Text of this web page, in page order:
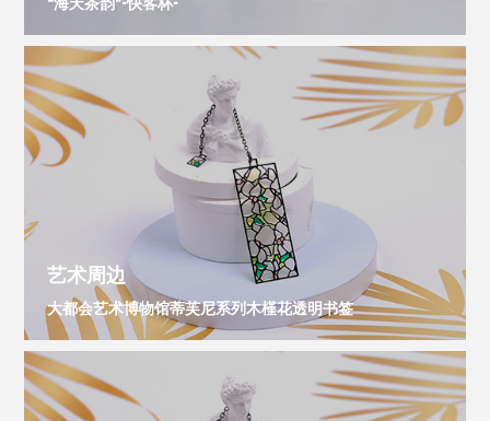
艺术周边
大都会艺术博物馆蒂芙尼系列木槿花透明书签